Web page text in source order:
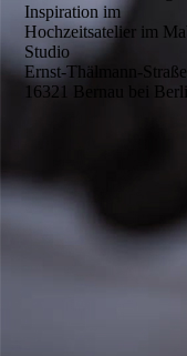
Inspiration im
Hochzeitsatelier im
Studio
Ernst-Thälmann-
16321 Bernau bei